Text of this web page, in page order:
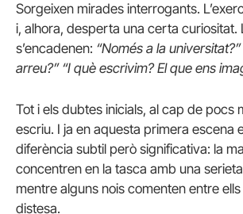
Sorgeixen mirades interrogants.
i, alhora, desperta una certa curiositat.
s’encadenen: “Només a la universitat?”
arreu?” “I què escrivim? El que ens
Tot i els dubtes inicials, al cap de pocs
escriu. I ja en aquesta primera escena
diferència subtil però significativa: la
concentren en la tasca amb una
mentre alguns nois comenten entre
distesa.